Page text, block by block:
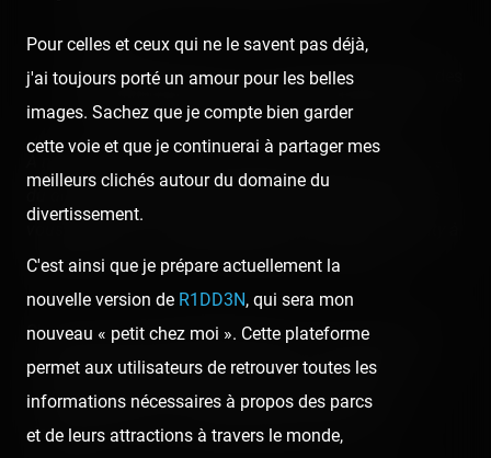
le dark-ride Peter Pan, qui s'inspire grandement des
attractions éponymes dans les parcs Disney !
À noter que la visite a été effectuée bien avant l'arrivée
Amigoland vu qu'ils sont similaires en tout point.
C'est au niveau de l'agencement que c'est un peu plus
compliqué (par rapport à Europark) : les allées sont
moins linéaires et on ne sait pas vraiment par où
s'engager dû à une éventuelle absence de "hub".
Pour celles et ceux qui ne le savent pas déjà,
j'ai toujours porté un amour pour les belles
images. Sachez que je compte bien garder
cette voie et que je continuerai à partager mes
meilleurs clichés autour du domaine du
divertissement.
C'est ainsi que je prépare actuellement la
nouvelle version de R1DD3N, qui sera mon
nouveau « petit chez moi ». Cette plateforme
permet aux utilisateurs de retrouver toutes les
informations nécessaires à propos des parcs
et de leurs attractions à travers le monde,